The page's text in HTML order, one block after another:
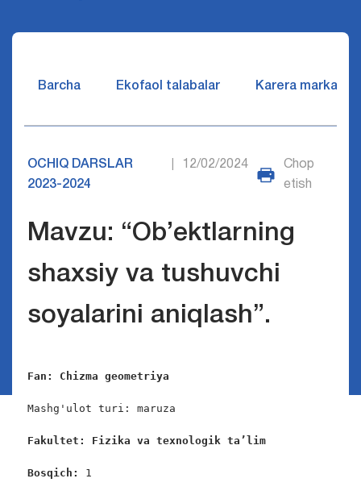
Barcha Ekofaol talabalar Karera markazi
OCHIQ DARSLAR
2023-2024
12/02/2024
Chop
etish
Mavzu: “Ob’ektlarning
shaxsiy va tushuvchi
soyalarini aniqlash”.
Fan: Chizma geometriya
Mashg'ulot turi: maruza
Fakultet: Fizika va texnologik ta’lim
Bosqich: 1